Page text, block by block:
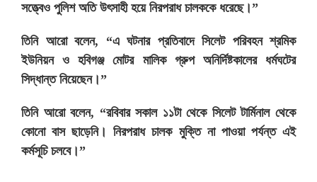
সত্ত্বেও পুলিশ অতি উৎসাহী হয়ে নিরপরাধ চালককে ধরেছে।”
তিনি আরো বলেন, “এ ঘটনার প্রতিবাদে সিলেট পরিবহন শ্রমিক
ইউনিয়ন ও হবিগঞ্জ মোটর মালিক গ্রুপ অনির্দিষ্টকালের ধর্মঘটের
সিদ্ধান্ত নিয়েছেন।”
তিনি আরো বলেন, “রবিবার সকাল ১১টা থেকে সিলেট টার্মিনাল থেকে
কোনো বাস ছাড়েনি। নিরপরাধ চালক মুক্তি না পাওয়া পর্যন্ত এই
কর্মসূচি চলবে।”